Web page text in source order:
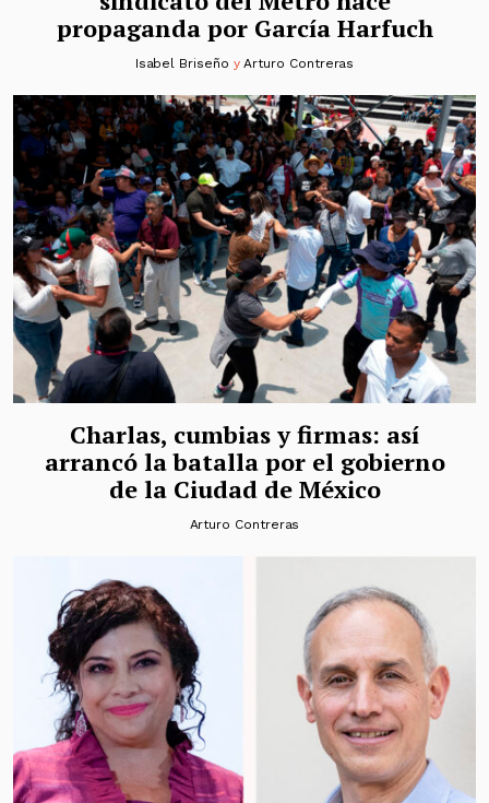
propaganda por García Harfuch
Isabel Briseño yArturo Contreras
Charlas, cumbias y firmas: así
arrancó la batalla por el gobierno
de la Ciudad de México
Arturo Contreras